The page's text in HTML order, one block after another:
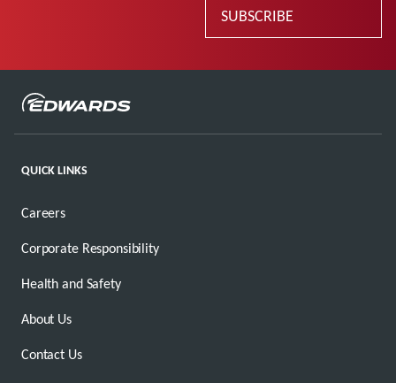
SUBSCRIBE
QUICK LINKS
Careers
Corporate Responsibility
Health and Safety
About Us
Contact Us